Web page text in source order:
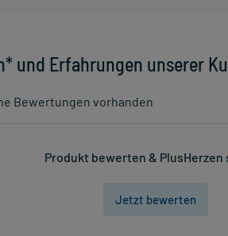
und Erfahrungen unserer
Bewertungen vorhanden
Produkt bewerten & PlusHerzen
Jetzt bewerten